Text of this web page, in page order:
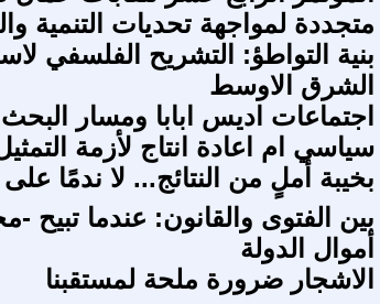
متجددة لمواجهة تحديات التنمية
بنية التواطؤ: التشريح الفلسفي
الشرق الاوسط
اجتماعات اديس ابابا ومسار
سياسي ام اعادة انتاج لأزمة
بخيبة أملٍ من النتائج... لا ندمًا
بين الفتوى والقانون: عندما تبيح -
أموال الدولة
الاشجار ضرورة ملحة لمستقبنا